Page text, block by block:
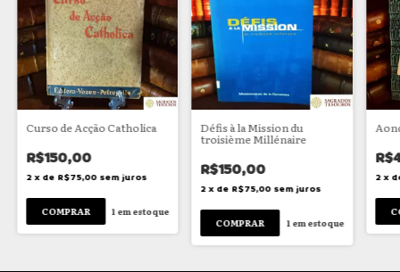
Curso de Acção Catholica
R$150,00
2 x de R$75,00 sem juros
1 em estoque
Défis à la Mission du
troisième Millénaire
R$150,00
2 x de R$75,00 sem juros
1 em estoque
2 x